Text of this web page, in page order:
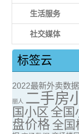
生活服务
社交媒体
标签云
2022最新外卖数据
丽人 二手房
国小区 全国
盘价格 全国